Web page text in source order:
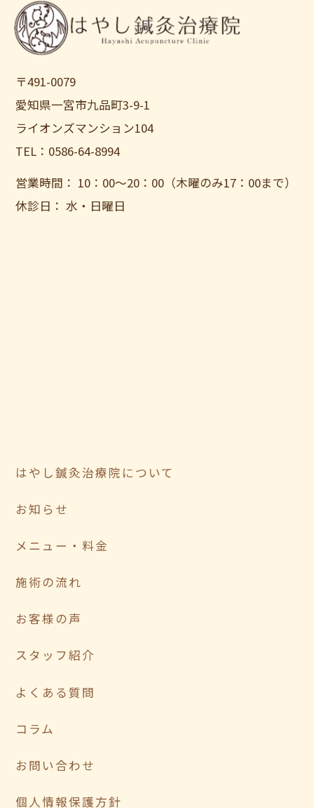
〒491-0079
愛知県一宮市九品町3-9-1
ライオンズマンション104
TEL：0586-64-8994
営業時間： 10：00〜20：00（木曜のみ17：00まで）
休診日： 水・日曜日
はやし鍼灸治療院について
お知らせ
メニュー・料金
施術の流れ
お客様の声
スタッフ紹介
よくある質問
コラム
お問い合わせ
個人情報保護方針